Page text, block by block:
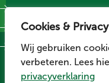
Cookies & Privacy
Wij gebruiken
verbeteren. Lees
privacyverklaring
Sitemap
Cookievoorkeuren
Social media